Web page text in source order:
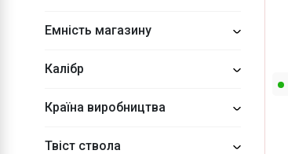
Емність магазину
Калібр
Країна виробництва
Твіст ствола